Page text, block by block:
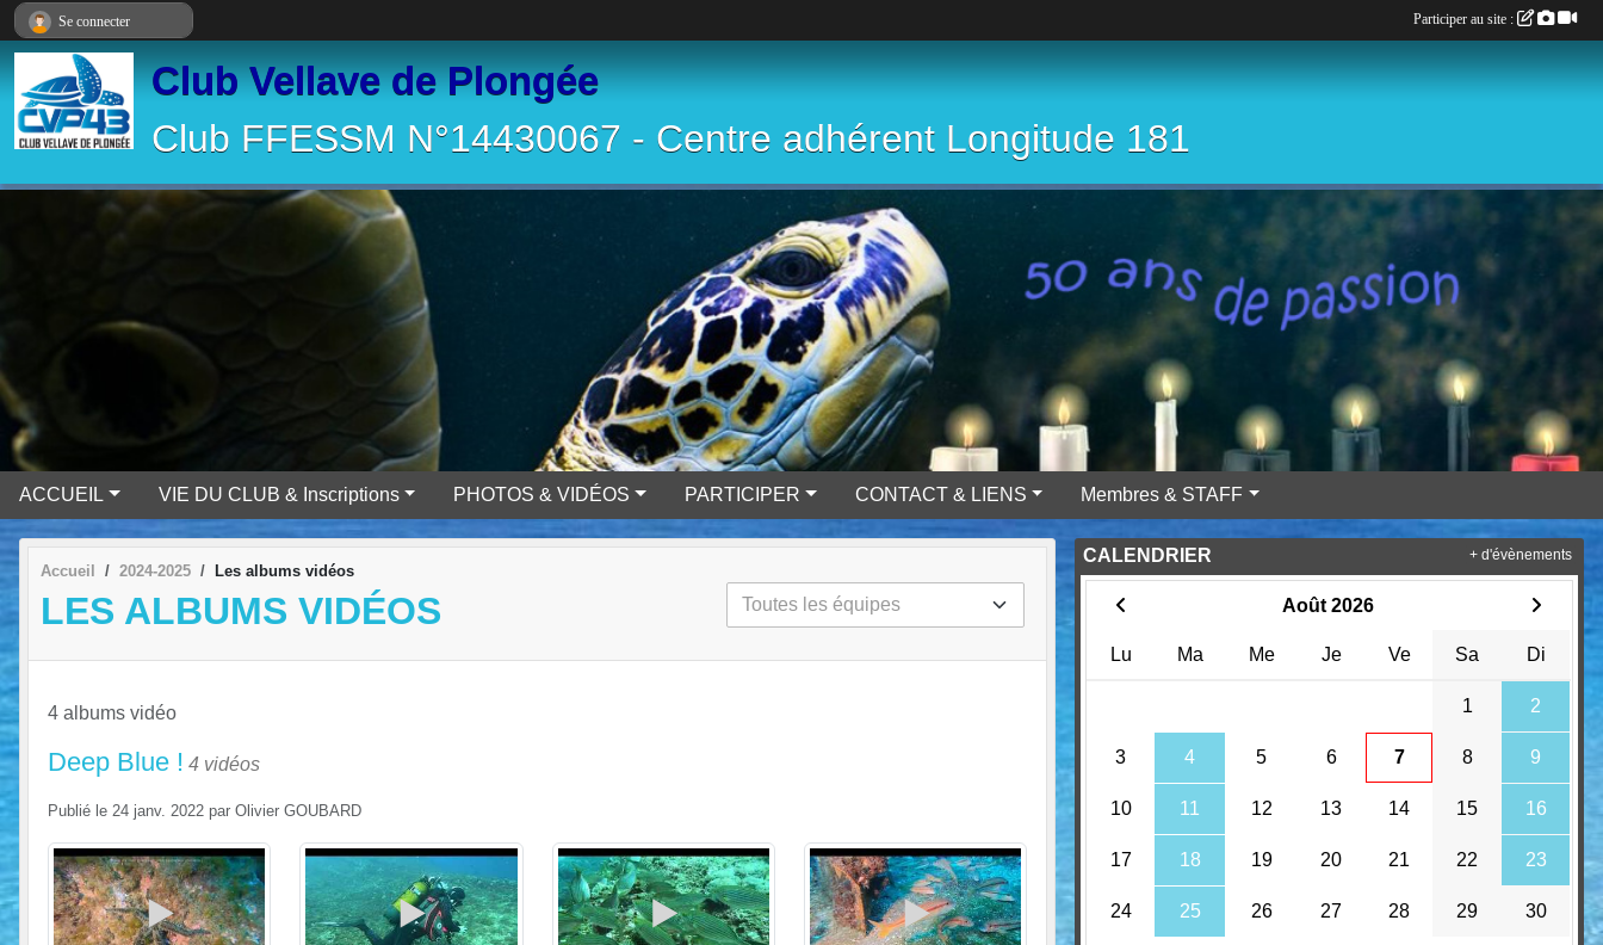
Club Vellave de Plongée
Club FFESSM N°14430067 - Centre adhérent Longitude 181
ACCUEIL VIE DU CLUB & Inscriptions PHOTOS & VIDÉOS PARTICIPER CONTACT & LIENS Membres & STAFF
Accueil 2024-2025 Les albums vidéos
LES ALBUMS VIDÉOS
4 albums vidéo
Deep Blue ! 4 vidéos
Publié le 24 janv. 2022 par Olivier GOUBARD
CALENDRIER
Août 2026
Lu Ma Me Je Ve Sa Di
1 2
3 4 5 6 7 8 9
10 11 12 13 14 15 16
17 18 19 20 21 22 23
24 25 26 27 28 29 30
+ d'évènements
Se connecter Participer au site :
Panneau de gestion des cookies